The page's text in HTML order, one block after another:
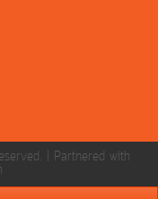
| Partnered with